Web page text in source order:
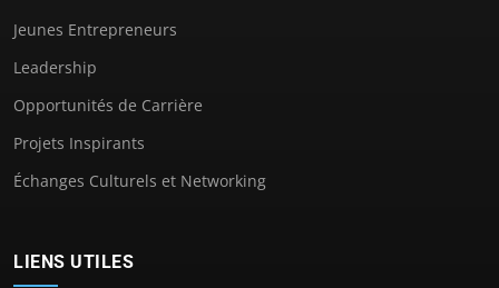
Jeunes Entrepreneurs
Leadership
Opportunités de Carrière
Projets Inspirants
Échanges Culturels et Networking
LIENS UTILES